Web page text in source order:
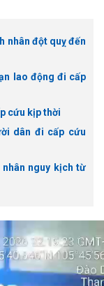
nhân đột quỵ đến
lao động đi cấp
cứu kịp thời
dân đi cấp cứu
nguy kịch từ